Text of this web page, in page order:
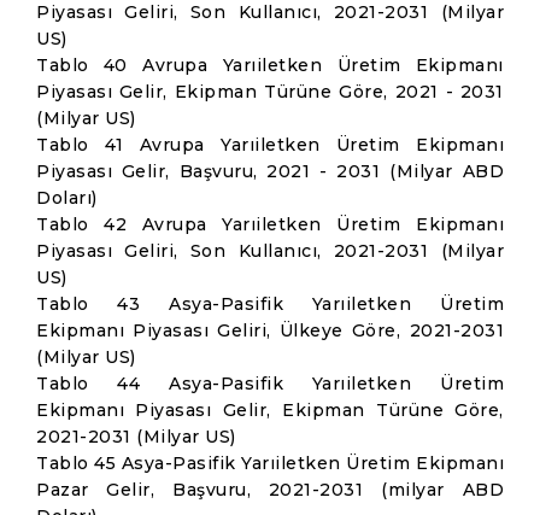
Piyasası Geliri, Son Kullanıcı, 2021-2031 (Milyar
US)
Tablo 40 Avrupa Yarıiletken Üretim Ekipmanı
Piyasası Gelir, Ekipman Türüne Göre, 2021 - 2031
(Milyar US)
Tablo 41 Avrupa Yarıiletken Üretim Ekipmanı
Piyasası Gelir, Başvuru, 2021 - 2031 (Milyar ABD
Doları)
Tablo 42 Avrupa Yarıiletken Üretim Ekipmanı
Piyasası Geliri, Son Kullanıcı, 2021-2031 (Milyar
US)
Tablo 43 Asya-Pasifik Yarıiletken Üretim
Ekipmanı Piyasası Geliri, Ülkeye Göre, 2021-2031
(Milyar US)
Tablo 44 Asya-Pasifik Yarıiletken Üretim
Ekipmanı Piyasası Gelir, Ekipman Türüne Göre,
2021-2031 (Milyar US)
Tablo 45 Asya-Pasifik Yarıiletken Üretim Ekipmanı
Pazar Gelir, Başvuru, 2021-2031 (milyar ABD